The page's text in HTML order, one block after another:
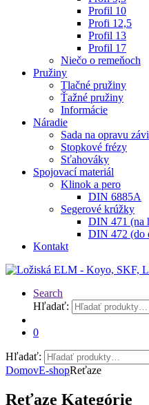
Profil 10
Profi 12,5
Profil 13
Profil 17
Niečo o remeňoch
Pružiny
Tlačné pružiny
Ťažné pružiny
Informácie
Náradie
Sada na opravu
Stopkové frézy
Sťahováky
Spojovací materiál
Klinok a pero
DIN 6885A
Segerové krúžky
DIN 471 (na
DIN 472 (do
Kontakt
Search
Hľadať:
0
Hľadať:
DomovE-shopReťaze
Reťaze Kategórie